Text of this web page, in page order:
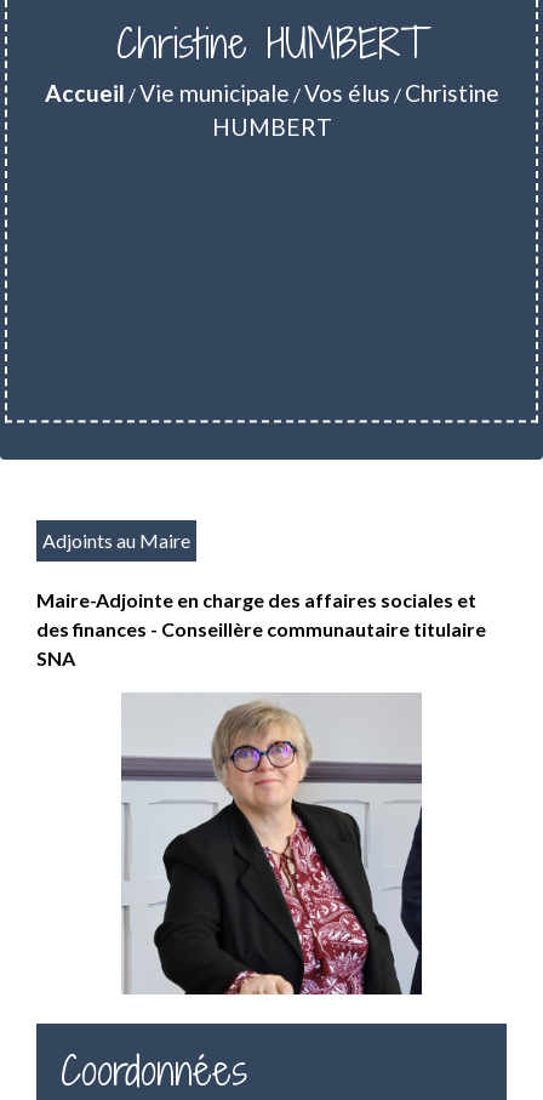
Christine HUMBERT
Accueil /Vie municipale /Vos élus / Christine
HUMBERT
Adjoints au Maire
Maire-Adjointe en charge des affaires sociales et
des finances - Conseillère communautaire titulaire
SNA
Coordonnées